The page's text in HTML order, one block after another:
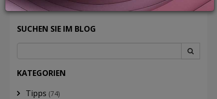
SUCHEN SIE IM BLOG
KATEGORIEN
Tipps (74)